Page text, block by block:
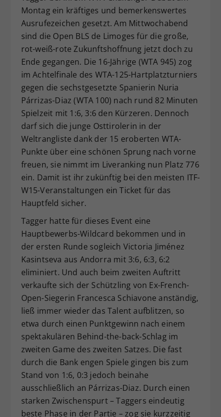
Montag ein kräftiges und bemerkenswertes
Ausrufezeichen gesetzt. Am Mittwochabend
sind die Open BLS de Limoges für die große,
rot-weiß-rote Zukunftshoffnung jetzt doch zu
Ende gegangen. Die 16-Jährige (WTA 945) zog
im Achtelfinale des WTA-125-Hartplatzturniers
gegen die sechstgesetzte Spanierin Nuria
Párrizas-Diaz (WTA 100) nach rund 82 Minuten
Spielzeit mit 1:6, 3:6 den Kürzeren. Dennoch
darf sich die junge Osttirolerin in der
Weltrangliste dank der 15 eroberten WTA-
Punkte über eine schönen Sprung nach vorne
freuen, sie nimmt im Liveranking nun Platz 776
ein. Damit ist ihr zukünftig bei den meisten ITF-
W15-Veranstaltungen ein Ticket für das
Hauptfeld sicher.
Tagger hatte für dieses Event eine
Hauptbewerbs-Wildcard bekommen und in
der ersten Runde sogleich Victoria Jiménez
Kasintseva aus Andorra mit 3:6, 6:3, 6:2
eliminiert. Und auch beim zweiten Auftritt
verkaufte sich der Schützling von Ex-French-
Open-Siegerin Francesca Schiavone anständig,
ließ immer wieder das Talent aufblitzen, so
etwa durch einen Punktgewinn nach einem
spektakulären Behind-the-back-Schlag im
zweiten Game des zweiten Satzes. Die fast
durch die Bank engen Spiele gingen bis zum
Stand von 1:6, 0:3 jedoch beinahe
ausschließlich an Párrizas-Diaz. Durch einen
starken Zwischenspurt – Taggers eindeutig
beste Phase in der Partie – zog sie kurzzeitig
Zweck
Dieser Wert speichert Ihre Consent-
Einstellungen. Unter anderem eine
zufällig generierte ID, für die
historische Speicherung Ihrer
vorgenommen Einstellungen, falls der
Webseiten-Betreiber dies eingestellt
hat.